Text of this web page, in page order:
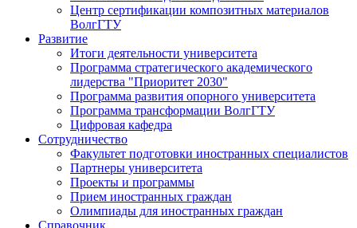
Центр сертификации композитных материалов
ВолгГТУ
Развитие
Итоги деятельности университета
Программа стратегического академического
лидерства "Приоритет 2030"
Программа развития опорного университета
Программа трансформации ВолгГТУ
Цифровая кафедра
Сотрудничество
Факультет подготовки иностранных специалистов
Партнеры университета
Проекты и программы
Прием иностранных граждан
Олимпиады для иностранных граждан
Справочник